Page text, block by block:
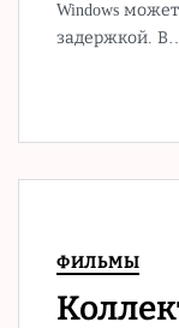
Windows
задержкой.
ФИЛЬМЫ